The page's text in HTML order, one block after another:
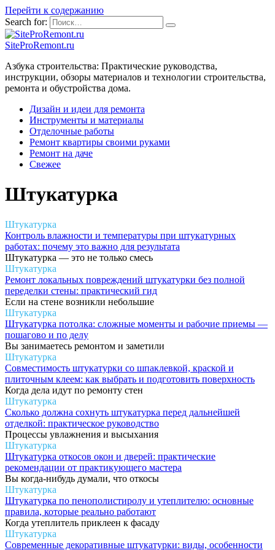
Перейти к содержанию
Search for:
SiteProRemont.ru
Азбука строительства: Практические руководства,
инструкции, обзоры материалов и технологии строительства,
ремонта и обустройства дома.
Дизайн и идеи для ремонта
Инструменты и материалы
Отделочные работы
Ремонт квартиры своими руками
Ремонт на даче
Свежее
Штукатурка
Штукатурка
Контроль влажности и температуры при штукатурных
работах: почему это важно для результата
Штукатурка — это не только смесь
Штукатурка
Ремонт локальных повреждений штукатурки без полной
переделки стены: практический гид
Если на стене возникли небольшие
Штукатурка
Штукатурка потолка: сложные моменты и рабочие приемы —
пошагово и по делу
Вы занимаетесь ремонтом и заметили
Штукатурка
Совместимость штукатурки со шпаклевкой, краской и
плиточным клеем: как выбрать и подготовить поверхность
Когда дела идут по ремонту стен
Штукатурка
Сколько должна сохнуть штукатурка перед дальнейшей
отделкой: практическое руководство
Процессы увлажнения и высыхания
Штукатурка
Штукатурка откосов окон и дверей: практические
рекомендации от практикующего мастера
Вы когда-нибудь думали, что откосы
Штукатурка
Штукатурка по пенополистиролу и утеплителю: основные
правила, которые реально работают
Когда утеплитель приклеен к фасаду
Штукатурка
Современные декоративные штукатурки: виды, особенности